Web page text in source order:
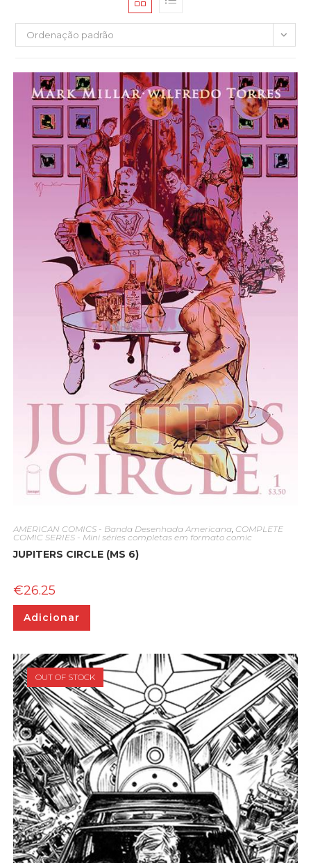
Ordenação padrão
AMERICAN COMICS - Banda Desenhada Americana, COMPLETE
COMIC SERIES - Mini séries completas em formato comic
JUPITERS CIRCLE (MS 6)
€26.25
Adicionar
OUT OF STOCK